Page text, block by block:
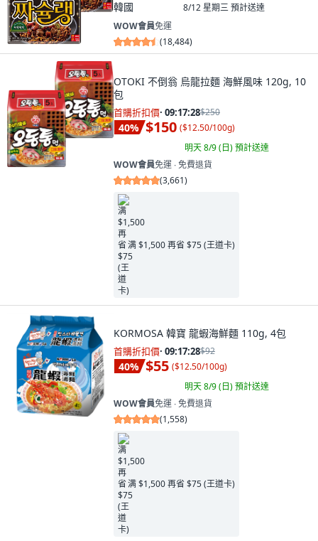
韓國 8/12 星期三預計送達
WOW會員免運
(18,484)
OTOKI 不倒翁 烏龍拉麵 海鮮風味 120g, 10
包
首購折扣價· 09:17:26$250
40% $150 ($12.50/100g)
明天 8/9 (日)預計送達
WOW會員免運 ∙ 免費退貨
(3,661)
满 $1,500 再省 $75 (王道卡)
KORMOSA 韓寶 龍蝦海鮮麵 110g, 4包
首購折扣價· 09:17:26$92
40% $55 ($12.50/100g)
明天 8/9 (日)預計送達
WOW會員免運 ∙ 免費退貨
(1,558)
满 $1,500 再省 $75 (王道卡)